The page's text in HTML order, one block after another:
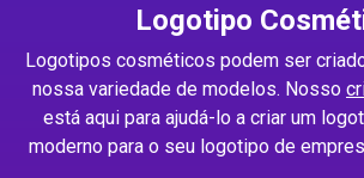
Logotipo
Logotipos cosméticos podem ser
nossa variedade de modelos. Nosso
está aqui para ajudá-lo a criar um
moderno para o seu logotipo de